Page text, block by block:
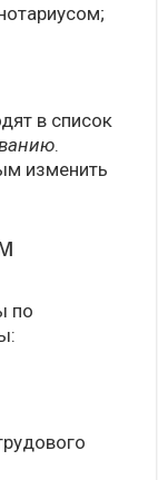
в список
.
изменить
по